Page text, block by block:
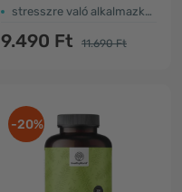
stresszre való alkalmazkodás
9.490 Ft 11.690 Ft
-20%